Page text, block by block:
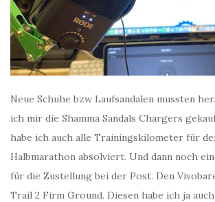
Neue Schuhe bzw Laufsandalen mussten
ich mir die Shamma Sandals Chargers
habe ich auch alle Trainingskilometer für
Halbmarathon absolviert. Und dann noch
für die Zustellung bei der Post. Den
Trail 2 Firm Ground. Diesen habe ich ja